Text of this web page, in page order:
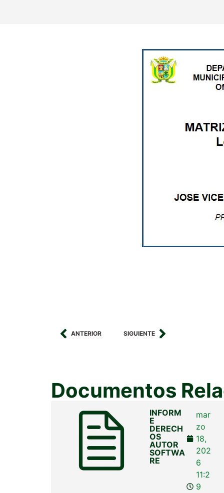
ANTERIOR SIGUIENTE
Documentos
INFORM
E
DERECH
OS
AUTOR
SOFTWA
RE
mar
zo
18,
202
6
11:2
9